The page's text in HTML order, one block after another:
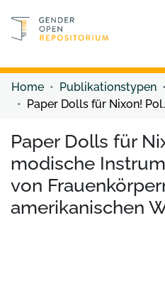
Discover content
Home Publikationstypen
Paper Dolls für Nixon! Polit-
Paper Dolls für
modische
von
amerikanischen